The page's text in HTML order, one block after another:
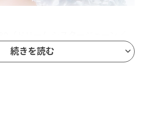
ルーム）、ダブルリング
／ドール）
続きを読む